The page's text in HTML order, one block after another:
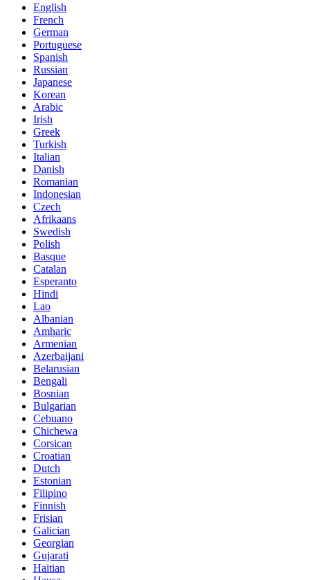
English
French
German
Portuguese
Spanish
Russian
Japanese
Korean
Arabic
Irish
Greek
Turkish
Italian
Danish
Romanian
Indonesian
Czech
Afrikaans
Swedish
Polish
Basque
Catalan
Esperanto
Hindi
Lao
Albanian
Amharic
Armenian
Azerbaijani
Belarusian
Bengali
Bosnian
Bulgarian
Cebuano
Chichewa
Corsican
Croatian
Dutch
Estonian
Filipino
Finnish
Frisian
Galician
Georgian
Gujarati
Haitian